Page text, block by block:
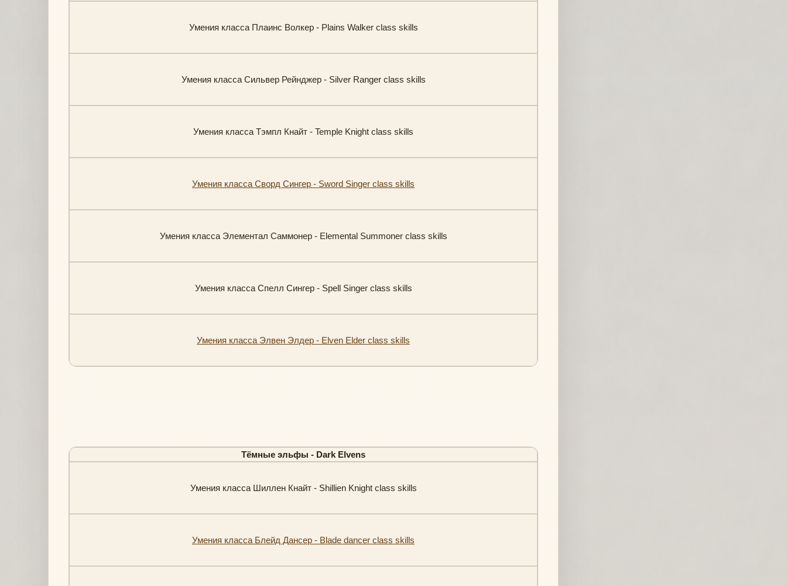
Умения класса Плаинс Волкер - Plains Walker class skills
Умения класса Сильвер Рейнджер - Silver Ranger class skills
Умения класса Тэмпл Кнайт - Temple Knight class skills
Умения класса Сворд Сингер - Sword Singer class skills
Умения класса Элементал Саммонер - Elemental Summoner class skills
Умения класса Спелл Сингер - Spell Singer class skills
Умения класса Элвен Элдер - Elven Elder class skills
Тёмные эльфы - Dark Elvens
Умения класса Шиллен Кнайт - Shillien Knight class skills
Умения класса Блейд Дансер - Blade dancer class skills